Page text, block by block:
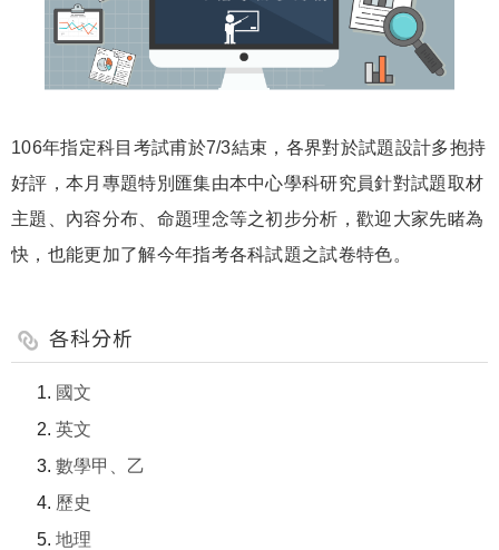
106年指定科目考試甫於7/3結束，各界對於試題設計多抱持
好評，本月專題特別匯集由本中心學科研究員針對試題取材
主題、內容分布、命題理念等之初步分析，歡迎大家先睹為
快，也能更加了解今年指考各科試題之試卷特色。
各科分析
國文
英文
數學甲、乙
歷史
地理